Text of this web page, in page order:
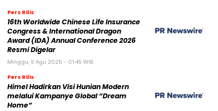
Pers Rilis
16th Worldwide Chinese Life Insurance
Congress & International Dragon
Award (IDA) Annual Conference 2026
Resmi Digelar
Minggu, 9 Agu 2026 - 01:45 WIB
Pers Rilis
Himel Hadirkan Visi Hunian Modern
melalui Kampanye Global “Dream
Home”